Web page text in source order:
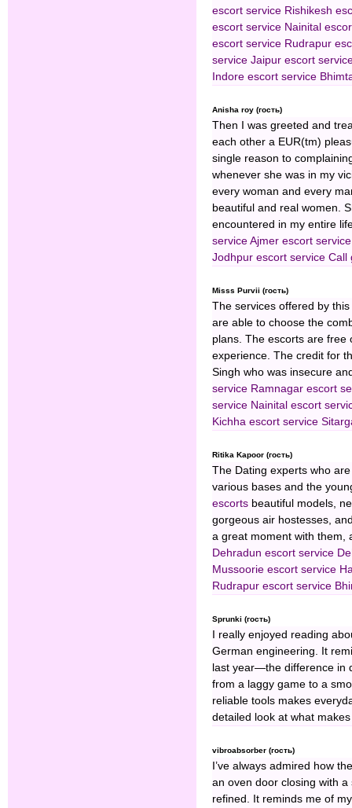
escort service Rishikesh
escort service Nainital
escort service Rudrapur
service Jaipur escort
Indore escort service
Anisha roy (гость)
Then I was greeted and
each other a EUR(tm)
single reason to
whenever she was in my
every woman and every
beautiful and real women.
encountered in my entire
service Ajmer escort service
Jodhpur escort service Call
Misss Purvii (гость)
The services offered by
are able to choose the
plans. The escorts are free
experience. The credit for
Singh who was insecure
service Ramnagar escort
service Nainital escort
Kichha escort service
Ritika Kapoor (гость)
The Dating experts who
various bases and the
escorts beautiful models,
gorgeous air hostesses,
a great moment with them,
Dehradun escort service
Mussoorie escort service
Rudrapur escort service
Sprunki (гость)
I really enjoyed reading
German engineering. It
last year—the difference in
from a laggy game to a
reliable tools makes
detailed look at what
vibroabsorber (гость)
I’ve always admired how
an oven door closing with
refined. It reminds me of